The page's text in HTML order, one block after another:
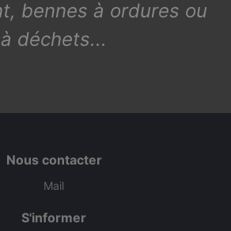
bennes à ordures ou
à déchets...
Nous contacter
Mail
S'informer